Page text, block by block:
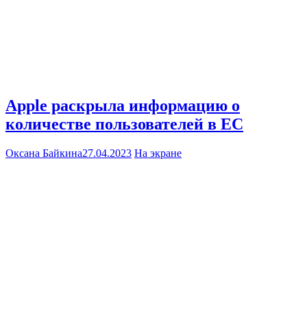
Apple раскрыла информацию о
количестве пользователей в ЕС
Оксана Байкина27.04.2023 На экране